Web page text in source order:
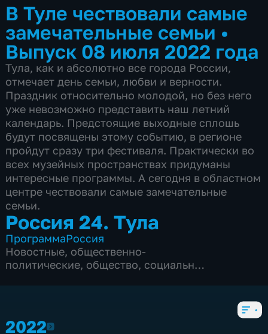
В Туле чествовали самые
замечательные семьи •
Выпуск 08 июля 2022 года
Тула, как и абсолютно все города России,
отмечает день семьи, любви и верности.
Праздник относительно молодой, но без него
уже невозможно представить наш летний
календарь. Предстоящие выходные сплошь
будут посвящены этому событию, в регионе
пройдут сразу три фестиваля. Практически во
всех музейных пространствах придуманы
интересные программы. А сегодня в областном
центре чествовали самые замечательные
семьи.
Россия 24. Тула
ПрограммаРоссия
Новостные, общественно-
политические, общество, социально-
20222022